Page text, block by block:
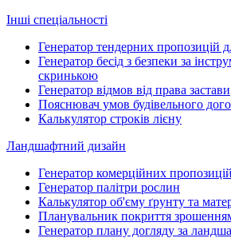
Інші спеціальності
Генератор тендерних пропозицій
Генератор бесід з безпеки за
скринькою
Генератор відмов від права застави
Пояснювач умов будівельного
Калькулятор строків лієну
Ландшафтний дизайн
Генератор комерційних
Генератор палітри рослин
Калькулятор об'єму ґрунту та
Планувальник покриття
Генератор плану догляду за